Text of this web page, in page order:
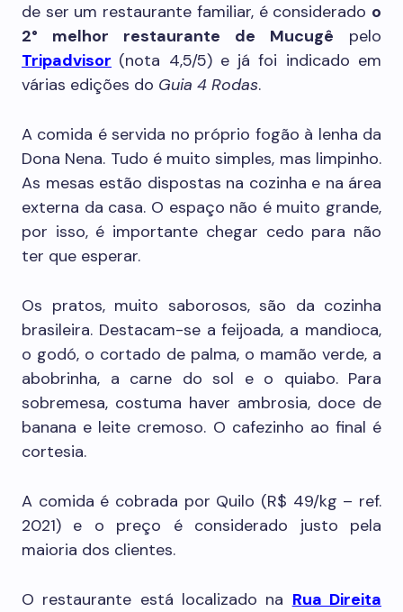
de ser um restaurante familiar, é considerado o
2° melhor restaurante de Mucugê pelo
Tripadvisor (nota 4,5/5) e já foi indicado em
várias edições do Guia 4 Rodas.
A comida é servida no próprio fogão à lenha da
Dona Nena. Tudo é muito simples, mas limpinho.
As mesas estão dispostas na cozinha e na área
externa da casa. O espaço não é muito grande,
por isso, é importante chegar cedo para não
ter que esperar.
Os pratos, muito saborosos, são da cozinha
brasileira. Destacam-se a feijoada, a mandioca,
o godó, o cortado de palma, o mamão verde, a
abobrinha, a carne do sol e o quiabo. Para
sobremesa, costuma haver ambrosia, doce de
banana e leite cremoso. O cafezinho ao final é
cortesia.
A comida é cobrada por Quilo (R$ 49/kg – ref.
2021) e o preço é considerado justo pela
maioria dos clientes.
O restaurante está localizado na Rua Direita